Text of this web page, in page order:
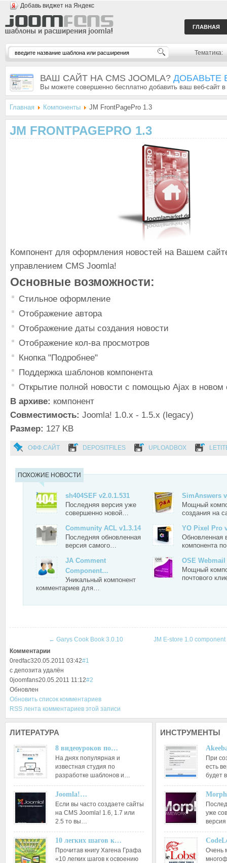
Добавь виджет на Яндекс
ГЛАВНАЯ
Тематика:
ВАШ САЙТ НА CMS JOOMLA? ДОБАВЬТЕ
Вы можете совершенно бесплатно добавить ваш веб-сайт
Главная Компоненты JM FrontPagePro 1.3
JM FRONTPAGEPRO 1.3
Компонент для оформления новостей на Вашем
управлением CMS Joomla!
Основные возможности:
Стильное оформление
Отображение автора
Отображение даты создания новости
Отображение кол-ва просмотров
Кнопка "Подробнее"
Поддержка шаблонов компонента
Открытие полной новости с помощью Ajax в новом
В архиве: компонент
Совместимость: Joomla! 1.0.x - 1.5.x (legacy)
Размер: 127 KB
ОФФ.САЙТ DEPOSITFILES UPLOADBOX
ПОХОЖИЕ НОВОСТИ
sh404SEF v2.0.1.531
Последняя версия уже
совершенно новой…
SimAnswers
Мощный
создания на
Community ACL v1.3.14
Последняя обновленная
версия самого…
YO Pixel Pro
Обновленная
компонента
JA Comment
Component…
Уникальный компонент
комментариев для…
OSE
Мощный
почтового
← Garys Cook Book 3.0.10
JM E-store 1.0
Комментарии
0redfac320.05.2011 03:42#1
с депозита удалён
0joomfans20.05.2011 11:12#2
Обновлен
Обновить список комментариев
RSS лента комментариев этой записи
ЛИТЕРАТУРА
8 видеоуроков по…
На днях популярная и
известная студия по
разработке шаблонов и…
Joomla!…
Если вы часто создаете сайты
на CMS Joomla! 1.6, 1.7 или
2.5 то вы…
10 легких шагов к…
Прочитав книгу Хагена Графа
«10 легких шагов к освоению
ИНСТРУМЕНТЫ
При
есть
будет
уже
Очень